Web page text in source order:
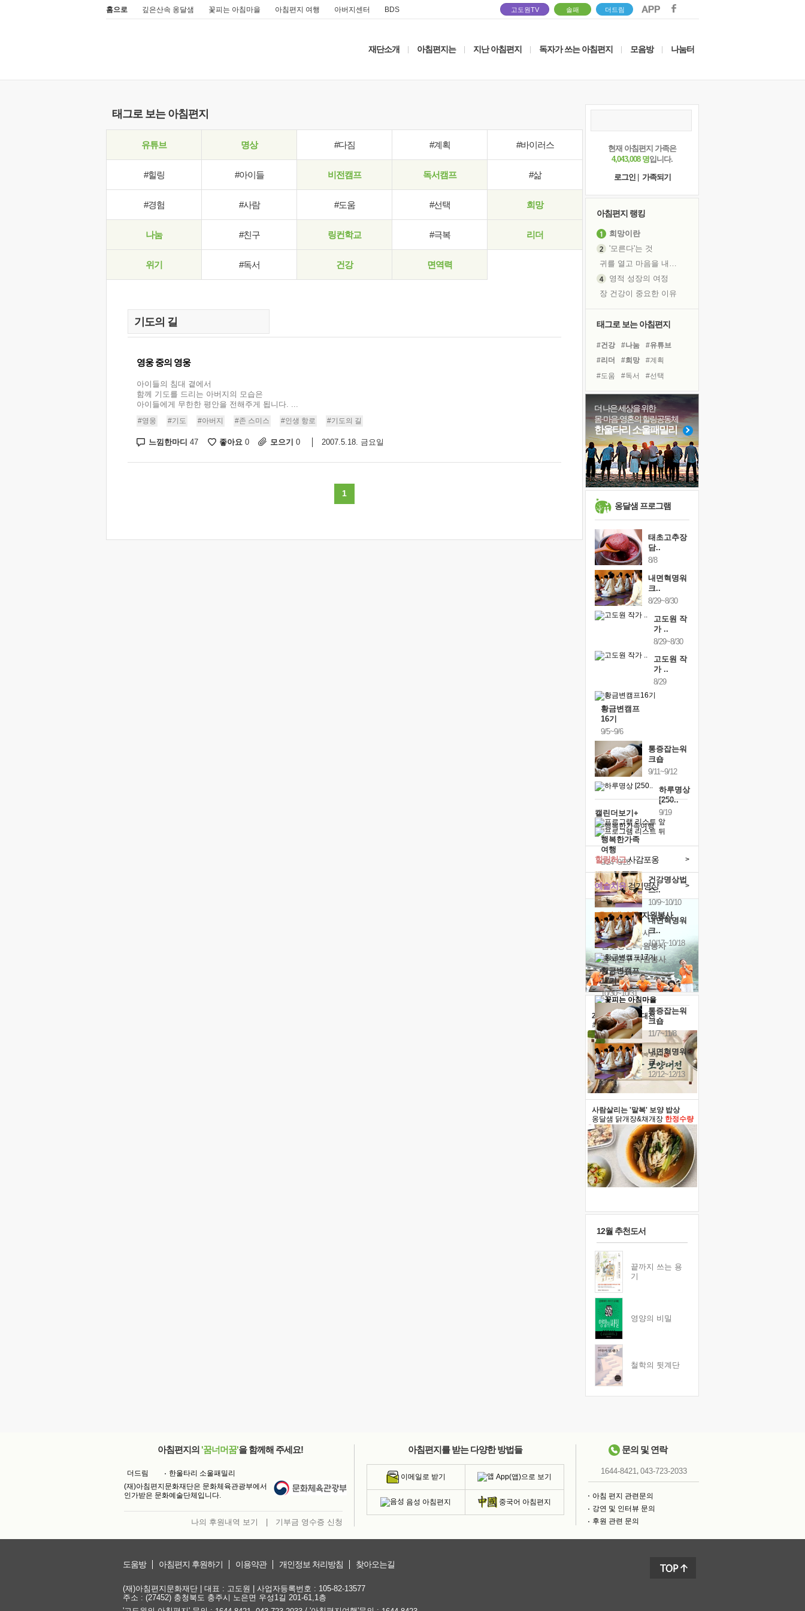
홈으로 깊은산속 옹달샘 꽃피는 아침마을 아침편지 여행 아버지센터 BDS 고도원TV 솔패 더드림
재단소개 아침편지는 지난 아침편지 독자가 쓰는 아침편지 모음방 나눔터
태그로 보는 아침편지
유튜브 명상 #다짐 #계획 #바이러스
#힐링 #아이들 비전캠프 독서캠프 #삶
#경험 #사람 #도움 #선택 희망
나눔 #친구 링컨학교 #극복 리더
위기 #독서 건강 면역력
영웅 중의 영웅
아이들의 침대 곁에서
함께 기도를 드리는 아버지의 모습은
아이들에게 무한한 평안을 전해주게 됩니다. ...
#영웅 #기도 #아버지 #존 스미스 #인생 항로 #기도의 길
느낌한마디 47 좋아요 0 모으기 0 2007.5.18. 금요일
1
현재 아침편지 가족은
4,043,008 명입니다.
로그인
가족되기
아침편지 랭킹
희망이란
'모른다'는 것
귀를 열고 마음을 내어주고
영적 성장의 여정
장 건강이 중요한 이유
꿈이 실제가 되는 것
'말 타는 법'을 먼저
졸업식 사진을 보며
극심한 변비, 어깨결림, 수면 장애
아픈 아버지를 위한 공간 설계
보고 싶은 어머니
유년 시절의 부산 영도 바다
못된 꼰대들
거울 속의 나
태그로 보는 아침편지
#건강 #나눔
#유튜브
#리더
#희망
#계획
#도움
#독서
#선택
#비전캠프
#사람
#바이러스
#삶
#힐링
#독서캠프
#친구
#아이들
#링컨학교
#명상
#경험 #위기
더 나은 세상을 위한
몸·마음·영혼의 힐링공동체
한울타리 소울패밀리
옹달샘 프로그램
태초고추장
담..
8/8
내면혁명워
크..
8/29~8/30
고도원 작
가 ..
8/29~8/30
고도원 작
가 ..
8/29
황금변캠프
16기
9/5~9/6
통증잡는워
크숍
9/11~9/12
하루명상
[250..
9/19
행복한가족
여행
9/24~9/26
건강명상법
스..
10/9~10/10
내면혁명워
크..
10/17~10/18
황금변캠프
17기
10/30~10/31
통증잡는워
크숍
11/7~11/8
내면혁명워
크..
12/12~12/13
캘린더보기+
예술치유걷기명상 >
힐링허그사감포옹 >
'옹달샘의 꽃'자원봉사
· 청년 자원봉사
· 금빛청년 자원봉사
· 음식연구 자원봉사
2026 말복 보양대전
최대74%할인
사람살리는 '말복' 보양 밥상
옹달샘 닭개장&채개장 한정수량
12월 추천도서
끝까지 쓰는 용
기
영양의 비밀
철학의 뒷계단
아침편지의 '꿈너머꿈'을 함께해 주세요!
더드림
한울타리 소울패밀리
(재)아침편지문화재단은 문화체육관광부에서
인가받은 문화예술단체입니다.
나의 후원내역 보기 기부금 영수증 신청
아침편지를 받는 다양한 방법들
이메일로 받기 App(앱)으로 보기
음성 아침편지 중국어 아침편지
문의 및 연락
1644-8421, 043-723-2033
아침 편지 관련문의
강연 및 인터뷰 문의
후원 관련 문의
도움방 아침편지 후원하기 이용약관 개인정보 처리방침 찾아오는길
(재)아침편지문화재단 | 대표 : 고도원 | 사업자등록번호 : 105-82-13577
주소 : (27452) 충청북도 충주시 노은면 우성1길 201-61,1층